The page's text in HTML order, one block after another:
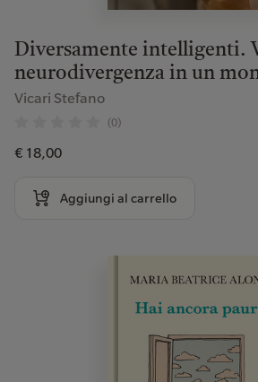
Diversamente intelligenti.
neurodivergenza in un
Vicari Stefano
(0)
€ 18,00
Aggiungi al carrello